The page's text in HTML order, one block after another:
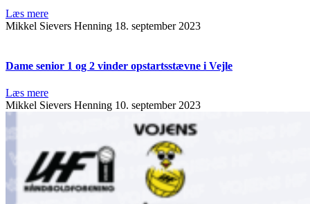
Læs mere
Mikkel Sievers Henning 18. september 2023
Dame senior 1 og 2 vinder opstartsstævne i Vejle
Læs mere
Mikkel Sievers Henning 10. september 2023